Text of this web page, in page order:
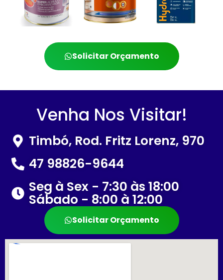
Solicitar Orçamento
Venha Nos Visitar!
Timbó, Rod. Fritz Lorenz, 970
47 98826-9644
Seg à Sex - 7:30 às 18:00
Sábado - 8:00 à 12:00
Solicitar Orçamento